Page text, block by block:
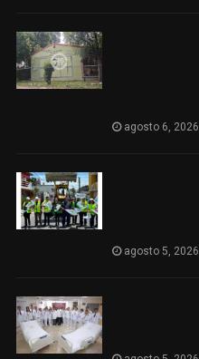
agosto 6, 2026
agosto 5, 2026